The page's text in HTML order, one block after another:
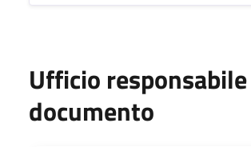
Ufficio
documento